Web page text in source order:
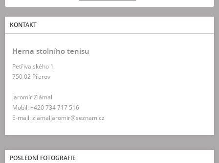
KONTAKT
Herna stolního tenisu
Petřivalského 1
750 02 Přerov
Jaromír Zlámal
Mobil: +420 734 717 516
E-mail: zlamaljaromir@seznam.cz
POSLEDNÍ FOTOGRAFIE